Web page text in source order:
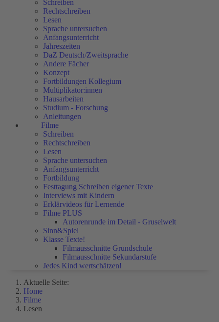
Schreiben
Rechtschreiben
Lesen
Sprache untersuchen
Anfangsunterricht
Jahreszeiten
DaZ Deutsch/Zweitsprache
Andere Fächer
Konzept
Fortbildungen Kollegium
Multiplikator:innen
Hausarbeiten
Studium - Forschung
Anleitungen
Filme
Schreiben
Rechtschreiben
Lesen
Sprache untersuchen
Anfangsunterricht
Fortbildung
Festtagung Schreiben eigener Texte
Interviews mit Kindern
Erklärvideos für Lernende
Filme PLUS
Autorenrunde im Detail - Gruselwelt
Sinn&Spiel
Klasse Texte!
Filmausschnitte Grundschule
Filmausschnitte Sekundarstufe
Jedes Kind wertschätzen!
Aktuelle Seite:
Home
Filme
Lesen